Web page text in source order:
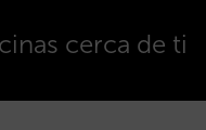
cerca de ti